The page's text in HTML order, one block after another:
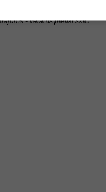
- vēlams pielikt skici.